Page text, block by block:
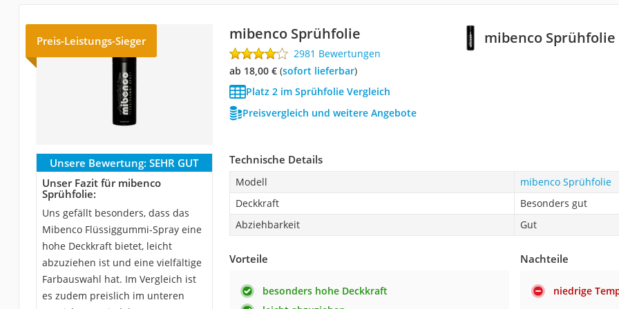
mibenco Sprühfolie
Preis-Leistungs-Sieger mibenco Sprühfolie
2981 Bewertungen
ab 18,00 €( Sofort lieferbar)
Platz 2 im Sprühfolie Vergleich
Preisvergleich und weitere Angebote
Unsere Bewertung: SEHR GUT
Unser Fazit für mibenco
Sprühfolie:
Uns gefällt besonders, dass das
Mibenco Flüssiggummi-Spray eine
hohe Deckkraft bietet, leicht
abzuziehen ist und eine vielfältige
Farbauswahl hat. Im Vergleich ist
es zudem preislich im unteren
Technische Details
Modell
mibenco Sprühfolie
Deckkraft
Besonders gut
Abziehbarkeit
Gut
Vorteile
besonders hohe Deckkraft
Nachteile
niedrige